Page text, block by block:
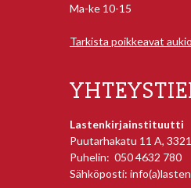
Ma-ke 10-15
Tarkista poikkeavat
Lastenkirjainstituutti
Puutarhakatu 11 A,
Puhelin: 050 4632 780
Sähköposti: